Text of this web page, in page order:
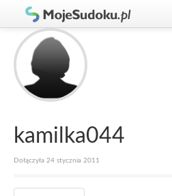
Graj w Sudoku!
Zasady Sudoku
Rankingi
kamilka044
Dołączyła 24 stycznia 2011